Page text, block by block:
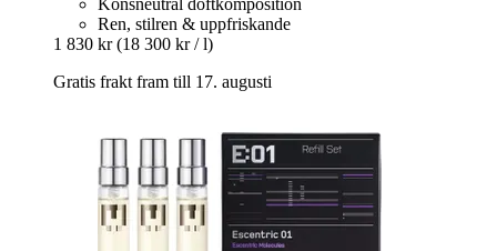
Könsneutral doftkomposition
Ren, stilren & uppfriskande
1 830 kr (18 300 kr / l)
Gratis frakt fram till 17. augusti